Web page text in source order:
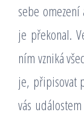
sebe
je překonal.
ním vzniká
je, připisovat
vás